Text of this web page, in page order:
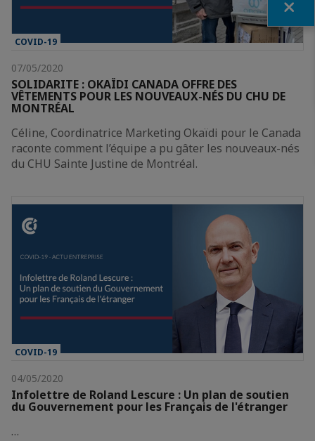
COVID-19
07/05/2020
SOLIDARITE : OKAÏDI CANADA OFFRE DES
VÊTEMENTS POUR LES NOUVEAUX-NÉS DU CHU DE
MONTRÉAL
Céline, Coordinatrice Marketing Okaïdi pour le Canada
raconte comment l’équipe a pu gâter les nouveaux-nés
du CHU Sainte Justine de Montréal.
COVID-19
04/05/2020
Infolettre de Roland Lescure : Un plan de soutien
du Gouvernement pour les Français de l'étranger
…